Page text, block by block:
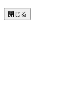
閉じる